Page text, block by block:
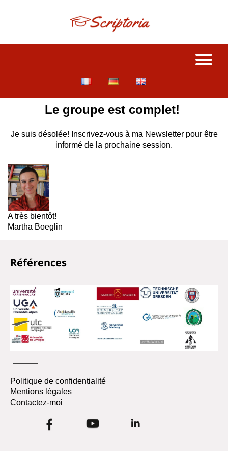
Le groupe est complet!
Je suis désolée! Inscrivez-vous à ma Newsletter pour être
informé de la prochaine session.
A très bientôt!
Martha Boeglin
Références
Politique de confidentialité
Mentions légales
Contactez-moi